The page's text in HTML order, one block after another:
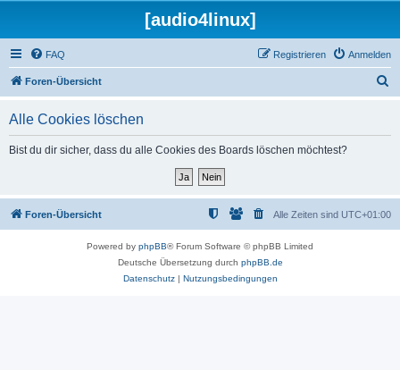
[audio4linux]
FAQ Anmelden
Registrieren
Foren-Übersicht
Alle Cookies löschen
Bist du dir sicher, dass du alle Cookies des Boards löschen möchtest?
Foren-Übersicht Alle Zeiten sind UTC+01:00
Powered by phpBB® Forum Software © phpBB Limited
Deutsche Übersetzung durch phpBB.de
Datenschutz| Nutzungsbedingungen